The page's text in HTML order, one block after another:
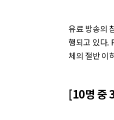
유료 방송의
행되고 있다.
체의 절반 이
[10명 중